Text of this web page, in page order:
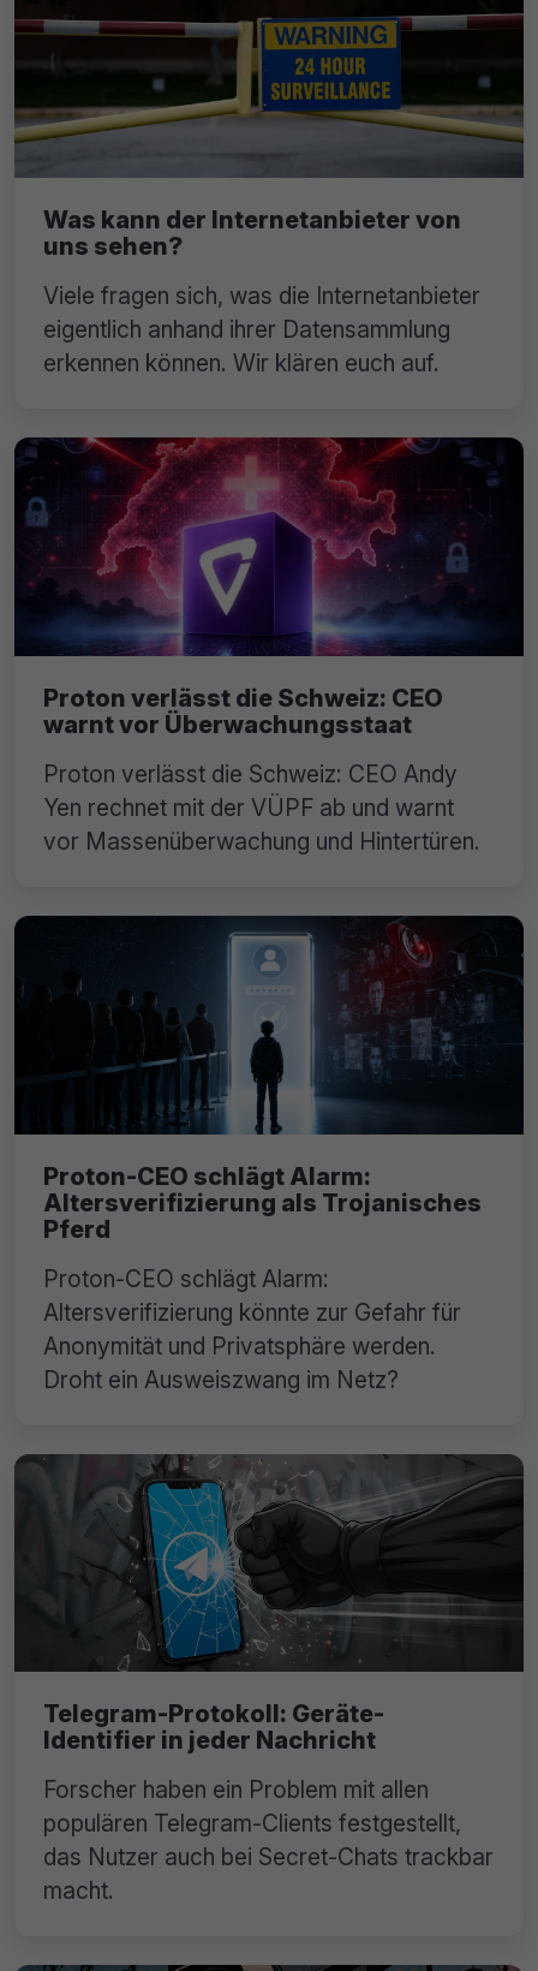
Was kann der Internetanbieter von
uns sehen?
Viele fragen sich, was die Internetanbieter
eigentlich anhand ihrer Datensammlung
erkennen können. Wir klären euch auf.
Proton verlässt die Schweiz: CEO
warnt vor Überwachungsstaat
Proton verlässt die Schweiz: CEO Andy
Yen rechnet mit der VÜPF ab und warnt
vor Massenüberwachung und Hintertüren.
Proton-CEO schlägt Alarm:
Altersverifizierung als Trojanisches
Pferd
Proton-CEO schlägt Alarm:
Altersverifizierung könnte zur Gefahr für
Anonymität und Privatsphäre werden.
Droht ein Ausweiszwang im Netz?
Telegram-Protokoll: Geräte-
Identifier in jeder Nachricht
Forscher haben ein Problem mit allen
populären Telegram-Clients festgestellt,
das Nutzer auch bei Secret-Chats trackbar
macht.